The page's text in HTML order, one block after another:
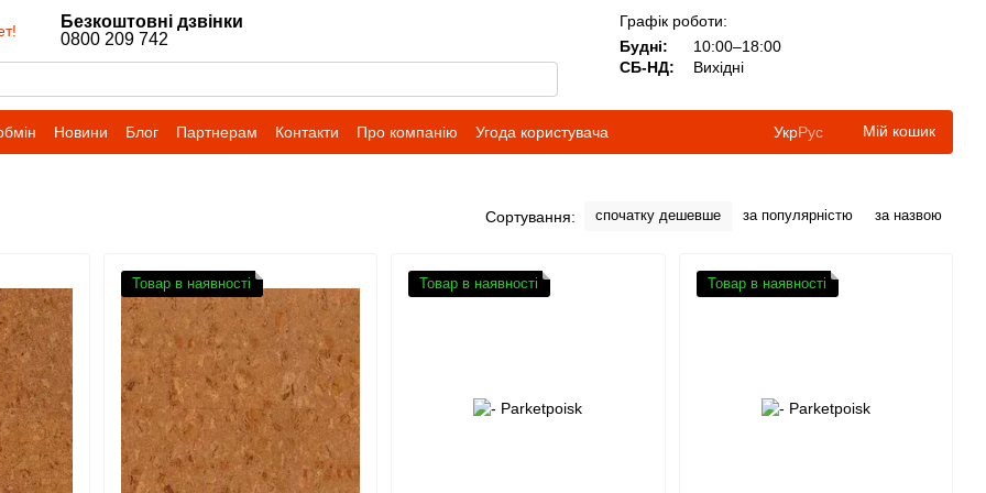
Безкоштовні дзвінки
0800 209 742
Графік роботи:
Будні:
10:00–18:00
СБ-НД:
Вихідні
Новини Блог Партнерам Контакти Про компанію Угода користувача УкрРус Мій кошик
Сортування: спочатку дешевше за популярністю за назвою
Товар в наявності Товар в наявності Товар в наявності